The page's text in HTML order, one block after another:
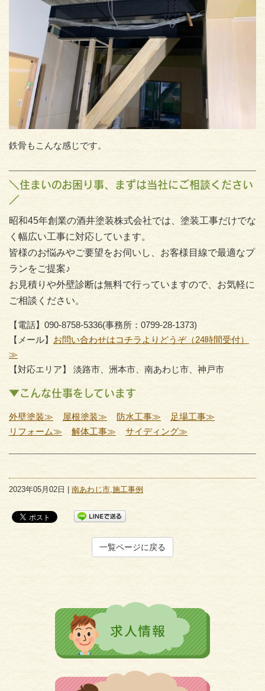
鉄骨もこんな感じです。
＼住まいのお困り事、まずは当社にご相談ください
／
昭和45年創業の酒井塗装株式会社では、塗装工事だけでな
く幅広い工事に対応しています。
皆様のお悩みやご要望をお伺いし、お客様目線で最適なプ
ランをご提案♪
お見積りや外壁診断は無料で行っていますので、お気軽に
ご相談ください。
【電話】090-8758-5336(事務所：0799-28-1373)
【メール】 お問い合わせはコチラよりどうぞ（24時間受付）
≫
【対応エリア】 淡路市、洲本市、南あわじ市、神戸市
▼こんな仕事をしています
外壁塗装≫ 屋根塗装≫ 防水工事≫
足場工事≫
リフォーム≫
解体工事≫ サイディング≫
2023年05月02日 | 南あわじ市,施工事例
一覧ページに戻る